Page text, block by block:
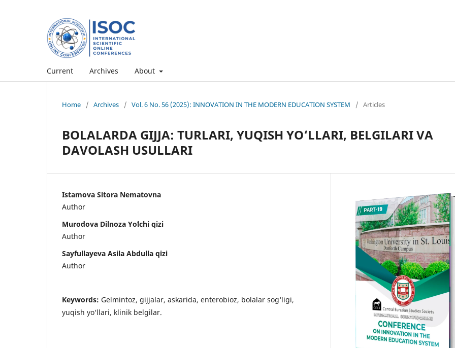
Current Archives About
Home / Archives / Vol. 6 No. 56 (2025): INNOVATION IN THE MODERN EDUCATION SYSTEM / Articles
BOLALARDA GIJJA: TURLARI, YUQISH YO‘LLARI, BELGILARI VA
DAVOLASH USULLARI
Istamova Sitora Nematovna
Author
Murodova Dilnoza Yoʻlchi qizi
Author
Sayfullayeva Asila Abdulla qizi
Author
Keywords: Gelmintoz, gijjalar, askarida, enterobioz, bolalar sog‘ligi,
yuqish yo‘llari, klinik belgilar.